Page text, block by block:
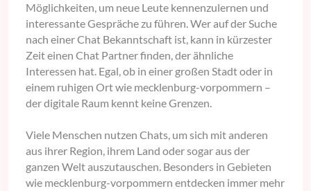
Möglichkeiten, um neue Leute kennenzulernen und
interessante Gespräche zu führen. Wer auf der Suche
nach einer Chat Bekanntschaft ist, kann in kürzester
Zeit einen Chat Partner finden, der ähnliche
Interessen hat. Egal, ob in einer großen Stadt oder in
einem ruhigen Ort wie mecklenburg-vorpommern –
der digitale Raum kennt keine Grenzen.
Viele Menschen nutzen Chats, um sich mit anderen
aus ihrer Region, ihrem Land oder sogar aus der
ganzen Welt auszutauschen. Besonders in Gebieten
wie mecklenburg-vorpommern entdecken immer mehr